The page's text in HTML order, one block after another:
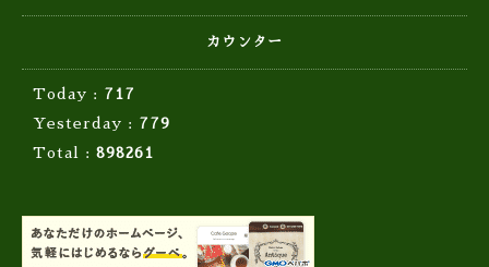
カウンター
Today : 717
Yesterday : 779
Total : 898261